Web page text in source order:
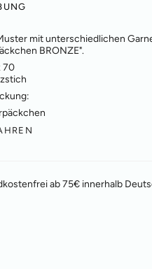
mit unterschiedlichen
BRONZE".
70
ab 75€ innerhalb